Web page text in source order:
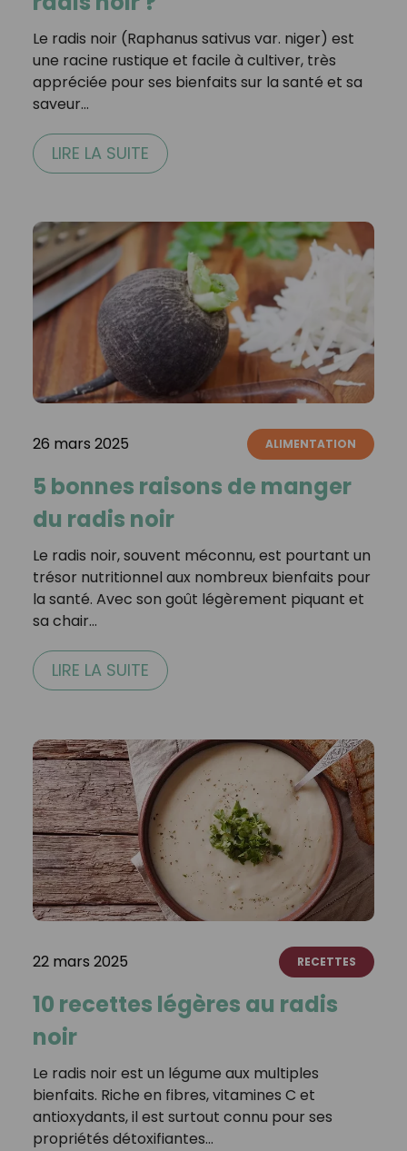
Le radis noir (Raphanus sativus var. niger) est
une racine rustique et facile à cultiver, très
appréciée pour ses bienfaits sur la santé et sa
saveur…
LIRE LA SUITE
26 mars 2025 ALIMENTATION
5 bonnes raisons de manger
du radis noir
Le radis noir, souvent méconnu, est pourtant un
trésor nutritionnel aux nombreux bienfaits pour
la santé. Avec son goût légèrement piquant et
sa chair…
LIRE LA SUITE
22 mars 2025 RECETTES
10 recettes légères au radis
noir
Le radis noir est un légume aux multiples
bienfaits. Riche en fibres, vitamines C et
antioxydants, il est surtout connu pour ses
propriétés détoxifiantes…